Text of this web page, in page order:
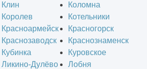
Клин
Коломна
Королев
Котельники
Красноармейск
Красногорск
Краснозаводск
Краснознаменск
Кубинка
Куровское
Ликино-Дулёво
Лобня